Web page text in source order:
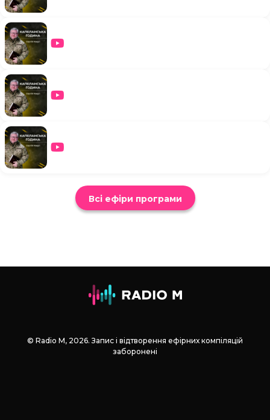
Всі ефіри програми
© Radio М, 2026. Запис і відтворення ефірних компіляцій
заборонені